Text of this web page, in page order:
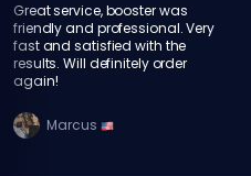
Great service, booster was
friendly and professional. Very
fast and satisfied with the
results. Will definitely order
again!
Marcus